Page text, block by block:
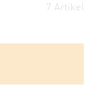
7 Artikel